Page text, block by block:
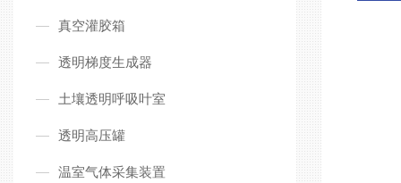
真空灌胶箱
透明梯度生成器
土壤透明呼吸叶室
透明高压罐
温室气体采集装置